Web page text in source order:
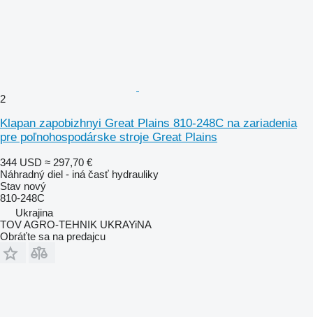
2
Klapan zapobizhnyi Great Plains 810-248C na zariadenia
pre poľnohospodárske stroje Great Plains
344 USD ≈ 297,70 €
Náhradný diel - iná časť hydrauliky
Stav nový
810-248C
Ukrajina
TOV AGRO-TEHNIK UKRAYiNA
Obráťte sa na predajcu